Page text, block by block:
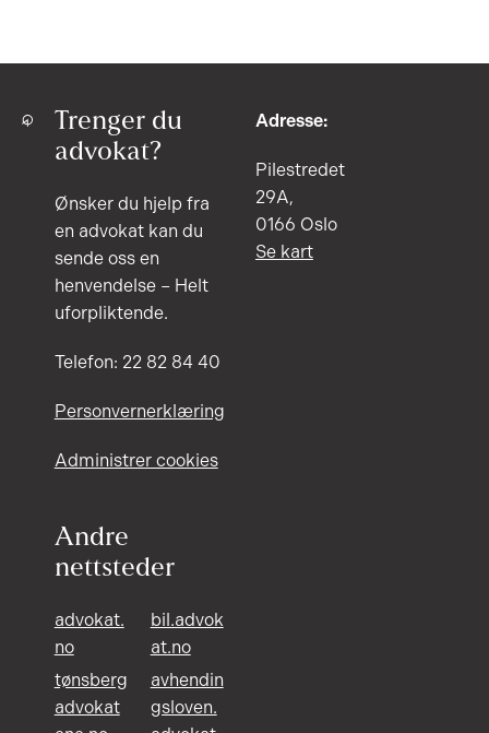
Trenger du
advokat?
Ønsker du hjelp fra
en advokat kan du
sende oss en
henvendelse – Helt
uforpliktende.
Telefon: 22 82 84 40
Personvernerklæring
Administrer cookies
Andre
nettsteder
advokat.
no
bil.advok
at.no
tønsberg
advokat
avhendin
gsloven.
Adresse:
Pilestredet
29A,
0166 Oslo
Se kart